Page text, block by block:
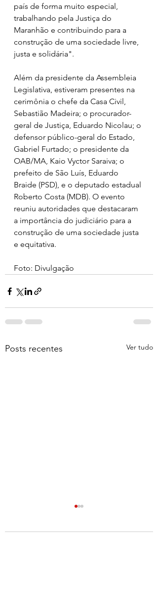
país de forma muito especial,
trabalhando pela Justiça do
Maranhão e contribuindo para a
construção de uma sociedade livre,
justa e solidária".
Além da presidente da Assembleia
Legislativa, estiveram presentes na
cerimônia o chefe da Casa Civil,
Sebastião Madeira; o procurador-
geral de Justiça, Eduardo Nicolau; o
defensor público-geral do Estado,
Gabriel Furtado; o presidente da
OAB/MA, Kaio Vyctor Saraiva; o
prefeito de São Luís, Eduardo
Braide (PSD), e o deputado estadual
Roberto Costa (MDB). O evento
reuniu autoridades que destacaram
a importância do judiciário para a
construção de uma sociedade justa
e equitativa.
Foto: Divulgação
Posts recentes Ver tudo